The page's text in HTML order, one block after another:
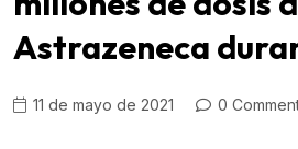
Astrazeneca
11 de mayo de 2021 0